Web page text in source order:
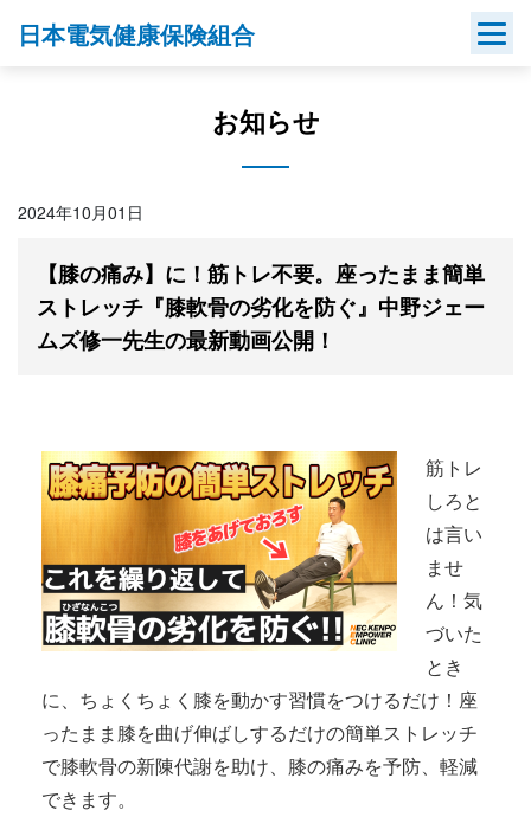
日本電気健康保険組合
お知らせ
2024年10月01日
【膝の痛み】に！筋トレ不要。座ったまま簡単
ストレッチ『膝軟骨の劣化を防ぐ』中野ジェー
ムズ修一先生の最新動画公開！
筋トレ
しろと
は言い
ませ
ん！気
づいた
とき
に、ちょくちょく膝を動かす習慣をつけるだけ！座
ったまま膝を曲げ伸ばしするだけの簡単ストレッチ
で膝軟骨の新陳代謝を助け、膝の痛みを予防、軽減
できます。